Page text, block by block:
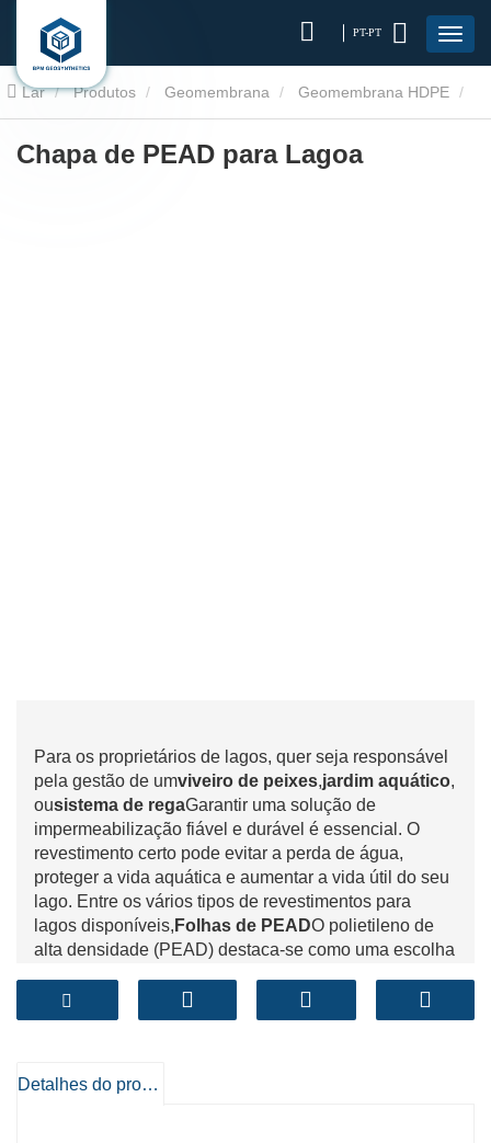
PT-PT
Lar Produtos Geomembrana Geomembrana HDPE
Chapa de PEAD para Lagoa
Chapa de PEAD para Lagoa
Para os proprietários de lagos, quer seja responsável
pela gestão de umviveiro de peixes,jardim aquático,
ousistema de regaGarantir uma solução de
impermeabilização fiável e durável é essencial. O
revestimento certo pode evitar a perda de água,
proteger a vida aquática e aumentar a vida útil do seu
lago. Entre os vários tipos de revestimentos para
lagos disponíveis, Folhas de PEADO polietileno de
alta densidade (PEAD) destaca-se como uma escolha
benefício e benefícios ambientais.
Detalhes do produto